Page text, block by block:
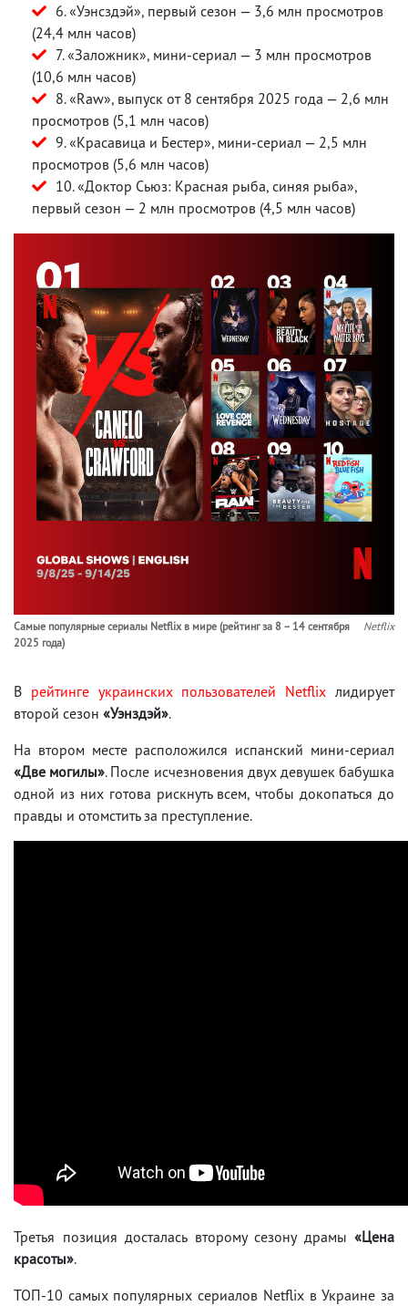
6. «Уэнсздэй», первый сезон — 3,6 млн просмотров
(24,4 млн часов)
7. «Заложник», мини-сериал — 3 млн просмотров
(10,6 млн часов)
8. «Raw», выпуск от 8 сентября 2025 года — 2,6 млн
просмотров (5,1 млн часов)
9. «Красавица и Бестер», мини-сериал — 2,5 млн
просмотров (5,6 млн часов)
10. «Доктор Сьюз: Красная рыба, синяя рыба»,
первый сезон — 2 млн просмотров (4,5 млн часов)
Самые популярные сериалы Netflix в мире (рейтинг за 8 – 14 сентября
2025 года)
Netflix
В рейтинге украинских пользователей Netflix лидирует
второй сезон «Уэнздэй».
На втором месте расположился испанский мини-сериал
«Две могилы». После исчезновения двух девушек бабушка
одной из них готова рискнуть всем, чтобы докопаться до
правды и отомстить за преступление.
Третья позиция досталась второму сезону драмы «Цена
красоты».
ТОП-10 самых популярных сериалов Netflix в Украине за